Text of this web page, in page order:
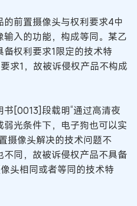
前置摄像头与权利要求4中
入的功能，构成等同。某乙
权利要求1限定的技术特
求1，故被诉侵权产品不构成
[0013]段载明“通过高清夜
光条件下，电子狗也可以实
摄像头解决的技术问题不
同，故被诉侵权产品不具备
头相同或者等同的技术特